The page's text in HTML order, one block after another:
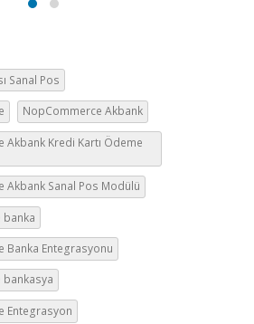
Sanal Pos
NopCommerce Akbank
Akbank Kredi Kartı Ödeme
Akbank Sanal Pos Modülü
Banka Entegrasyonu
Entegrasyon